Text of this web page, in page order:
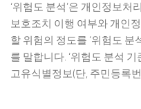
‘위험도 분석’은 개인정보
보호조치 이행 여부와 개인
할 위험의 정도를 ‘위험도 분
를 말합니다. ‘위험도 분석
고유식별정보(단, 주민등록